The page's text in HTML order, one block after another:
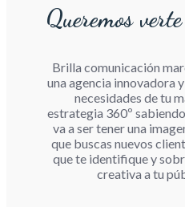
Queremos
Brilla comunicación
una agencia innovadora
necesidades de tu
estrategia 360º
va a ser tener una
que buscas nuevos
que te identifique y
creativa a tu